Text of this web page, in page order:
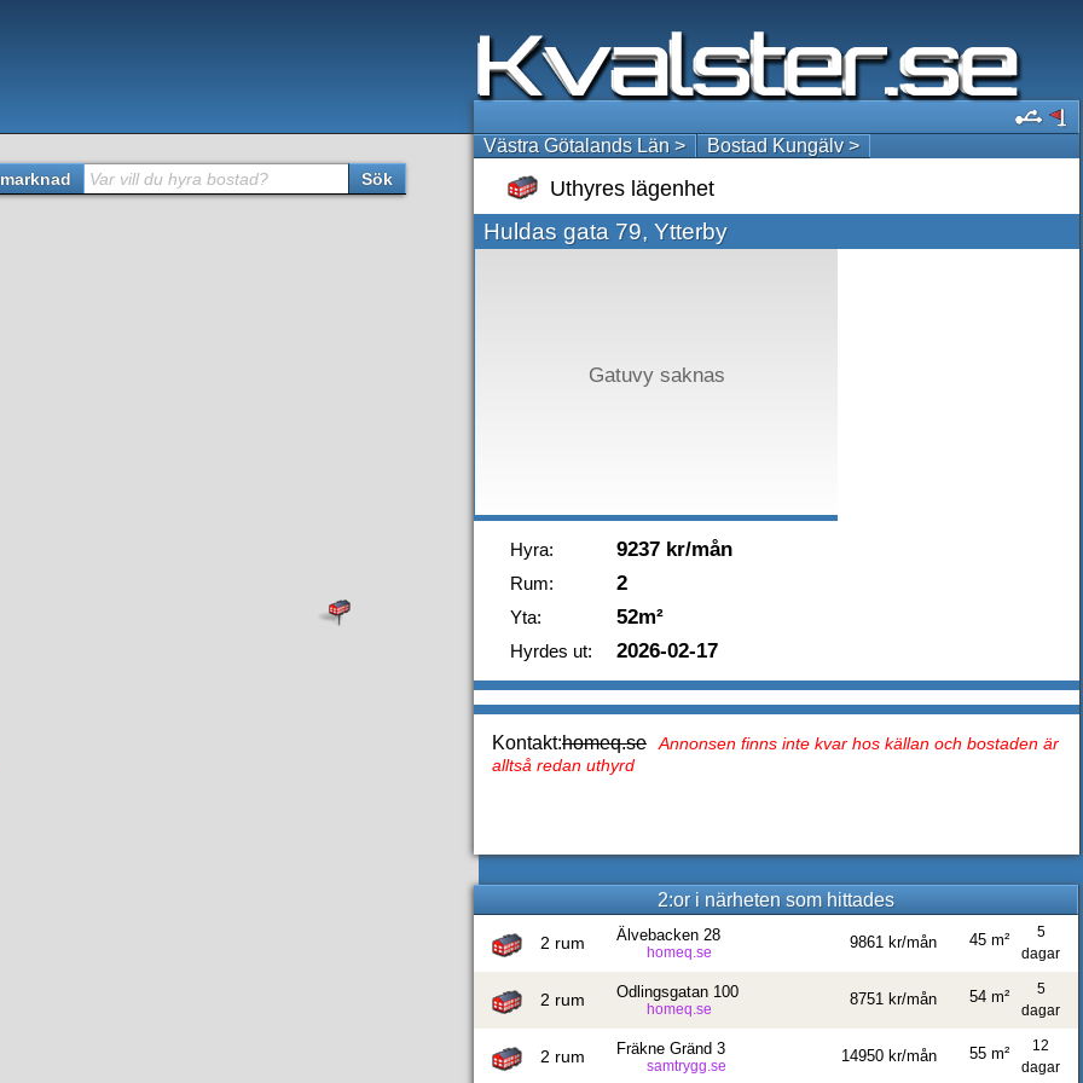
Västra Götalands Län > Bostad Kungälv >
Uthyres lägenhet
Huldas gata 79, Ytterby
Gatuvy saknas
Hyra: 9237 kr/mån
Rum: 2
Yta: 52m²
Hyrdes ut: 2026-02-17
Kontakt:homeq.se
Annonsen finns inte kvar hos källan och bostaden är
alltså redan uthyrd
2:or i närheten som hittades
2 rum Älvebacken 28
homeq.se
9861 kr/mån
5
dagar
45 m²
2 rum Odlingsgatan 100
homeq.se
8751 kr/mån
5
dagar
54 m²
2 rum Fräkne Gränd 3
samtrygg.se
14950 kr/mån
12
dagar
55 m²
Var vill du hyra bostad? Sök